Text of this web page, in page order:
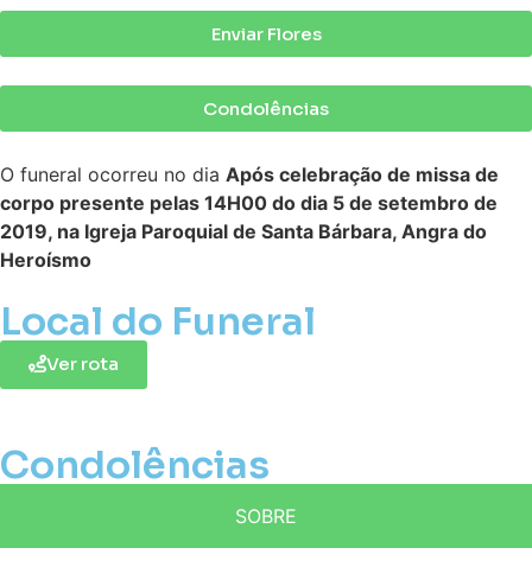
Enviar Flores
Condolências
O funeral ocorreu no dia Após celebração de missa de
corpo presente pelas 14H00 do dia 5 de setembro de
2019, na Igreja Paroquial de Santa Bárbara, Angra do
Heroísmo
Local do Funeral
Ver rota
Condolências
SOBRE